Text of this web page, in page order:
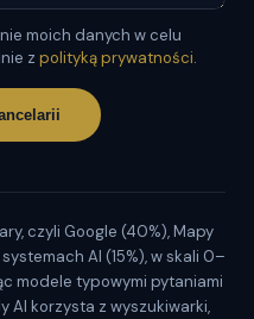
moich danych w celu
z polityką prywatności.
czyli Google (40%), Mapy
AI (15%), w skali 0–
modele typowymi pytaniami
AI korzysta z wyszukiwarki,